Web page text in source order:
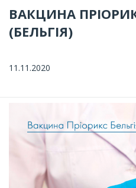
ВАКЦИНА
(БЕЛЬГІЯ)
11.11.2020